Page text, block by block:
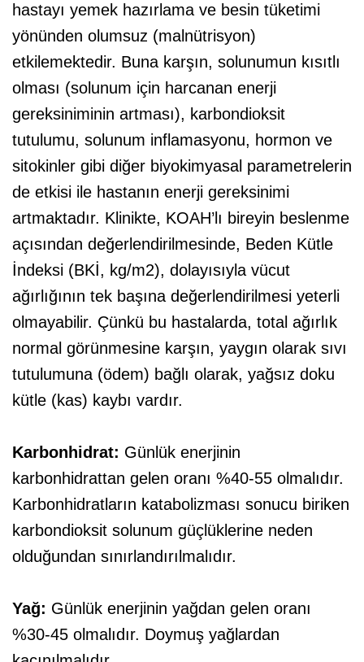
hastayı yemek hazırlama ve besin tüketimi
yönünden olumsuz (malnütrisyon)
etkilemektedir. Buna karşın, solunumun kısıtlı
olması (solunum için harcanan enerji
gereksiniminin artması), karbondioksit
tutulumu, solunum inflamasyonu, hormon ve
sitokinler gibi diğer biyokimyasal parametrelerin
de etkisi ile hastanın enerji gereksinimi
artmaktadır. Klinikte, KOAH’lı bireyin beslenme
açısından değerlendirilmesinde, Beden Kütle
İndeksi (BKİ, kg/m2), dolayısıyla vücut
ağırlığının tek başına değerlendirilmesi yeterli
olmayabilir. Çünkü bu hastalarda, total ağırlık
normal görünmesine karşın, yaygın olarak sıvı
tutulumuna (ödem) bağlı olarak, yağsız doku
kütle (kas) kaybı vardır.
Karbonhidrat: Günlük enerjinin
karbonhidrattan gelen oranı %40-55 olmalıdır.
Karbonhidratların katabolizması sonucu biriken
karbondioksit solunum güçlüklerine neden
olduğundan sınırlandırılmalıdır.
Yağ: Günlük enerjinin yağdan gelen oranı
%30-45 olmalıdır. Doymuş yağlardan